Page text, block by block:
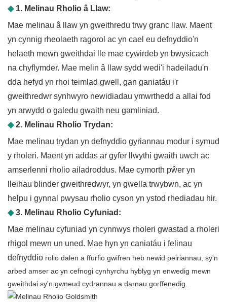
◆1. Melinau Rholio â Llaw:
Mae melinau â llaw yn gweithredu trwy granc llaw. Maent
yn cynnig rheolaeth ragorol ac yn cael eu defnyddio'n
helaeth mewn gweithdai lle mae cywirdeb yn bwysicach
na chyflymder. Mae melin â llaw sydd wedi'i hadeiladu'n
dda hefyd yn rhoi teimlad gwell, gan ganiatáu i'r
gweithredwr synhwyro newidiadau ymwrthedd a allai fod
yn arwydd o galedu gwaith neu gamliniad.
◆2. Melinau Rholio Trydan:
Mae melinau trydan yn defnyddio gyriannau modur i symud
y rholeri. Maent yn addas ar gyfer llwythi gwaith uwch ac
amserlenni rholio ailadroddus. Mae cymorth pŵer yn
lleihau blinder gweithredwyr, yn gwella trwybwn, ac yn
helpu i gynnal pwysau rholio cyson yn ystod rhediadau hir.
◆3. Melinau Rholio Cyfuniad:
Mae melinau cyfuniad yn cynnwys rholeri gwastad a rholeri
rhigol mewn un uned. Mae hyn yn caniatáu i felinau
defnyddio rolio dalen a ffurfio gwifren heb newid peiriannau, sy'n
arbed amser ac yn cefnogi cynhyrchu hyblyg yn enwedig mewn
gweithdai sy'n gwneud cydrannau a darnau gorffenedig.